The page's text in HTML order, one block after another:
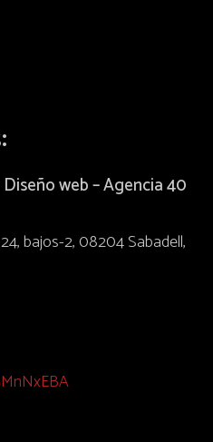
web – Agencia 40
bajos-2, 08204 Sabadell,